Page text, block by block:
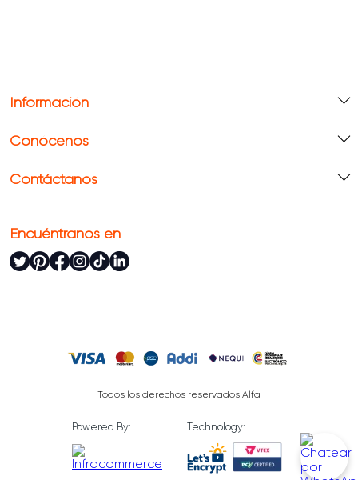
Información
Conócenos
Contáctanos
Encuéntranos en
Todos los derechos reservados Alfa
Powered By: Technology: